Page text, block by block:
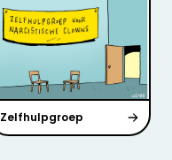
Zelfhulpgroep